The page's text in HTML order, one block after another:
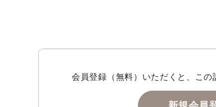
会員登録（無料）いただくと、この